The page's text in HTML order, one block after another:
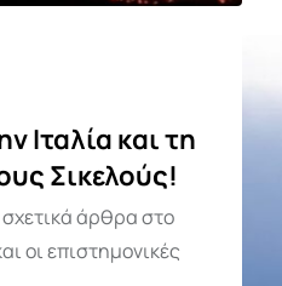
Ιταλία και τη
Σικελούς!
σχετικά άρθρα στο
οι επιστημονικές